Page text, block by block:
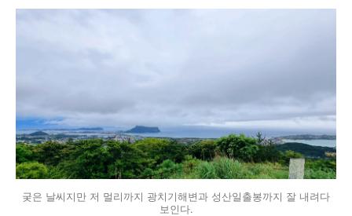
궂은 날씨지만 저 멀리까지 광치기해변과 성산일출봉까지 잘 내려다
보인다.